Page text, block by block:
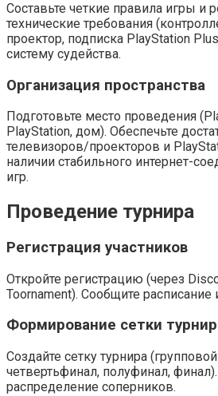
Составьте четкие правила игры и
технические требования
проектор, подписка PlayStation
систему судейства.
Организация пространства
Подготовьте место проведения
PlayStation, дом). Обеспечьте
телевизоров/проекторов и
наличии стабильного интернет-
игр.
Проведение турнира
Регистрация участников
Откройте регистрацию (через
Toornament). Сообщите расписание
Формирование сетки
Создайте сетку турнира
четвертьфинал, полуфинал,
распределение соперников.